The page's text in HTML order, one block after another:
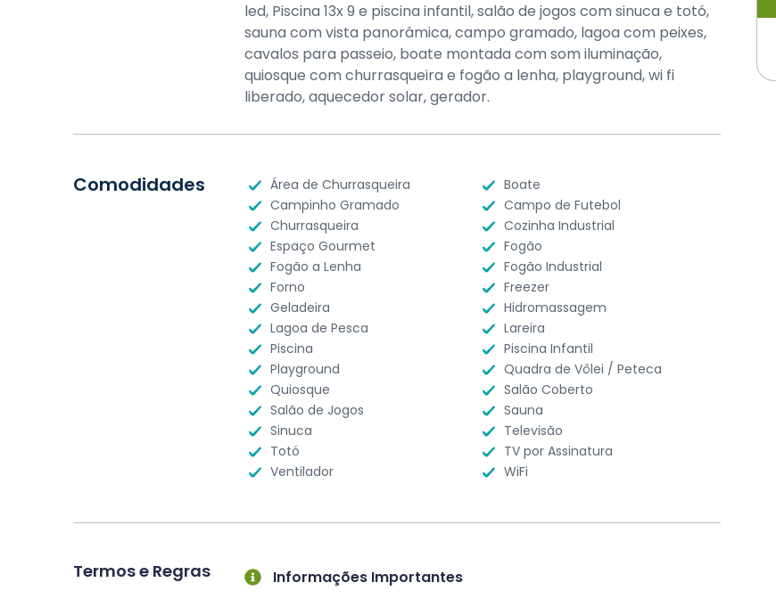
led, Piscina 13x 9 e piscina infantil, salão de jogos com sinuca e totó,
sauna com vista panorâmica, campo gramado, lagoa com peixes,
cavalos para passeio, boate montada com som iluminação,
quiosque com churrasqueira e fogão a lenha, playground, wi fi
liberado, aquecedor solar, gerador.
Comodidades Área de Churrasqueira
Boate
Campinho Gramado
Campo de Futebol
Churrasqueira
Cozinha Industrial
Espaço Gourmet
Fogão
Fogão a Lenha
Fogão Industrial
Forno
Freezer
Geladeira
Hidromassagem
Lagoa de Pesca
Lareira
Piscina
Piscina Infantil
Playground
Quadra de Vôlei / Peteca
Quiosque
Salão Coberto
Salão de Jogos
Sauna
Sinuca
Televisão
Totó
TV por Assinatura
Ventilador
WiFi
Termos e Regras Informações Importantes